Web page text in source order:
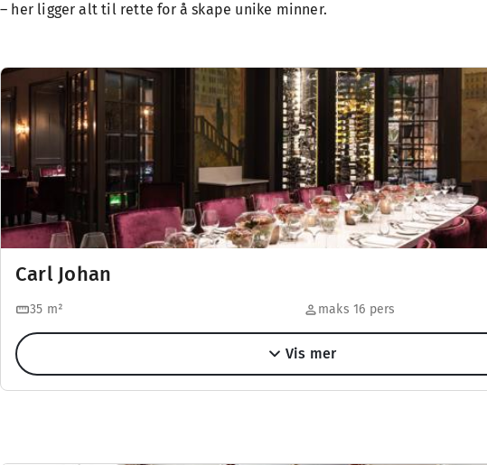
– her ligger alt til rette for å skape unike minner.
Carl Johan
35 m² maks 16 pers
Vis mer